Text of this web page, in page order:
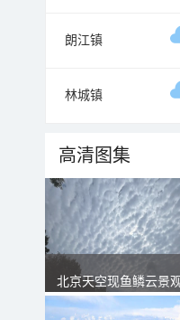
朗江镇
林城镇
高清图集
北京天空现鱼鳞云景